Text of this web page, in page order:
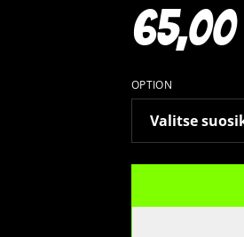
OPTION